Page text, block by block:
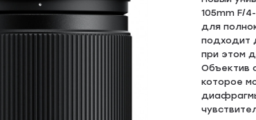
105mm F/
для
подходит
при этом
Объектив
которое